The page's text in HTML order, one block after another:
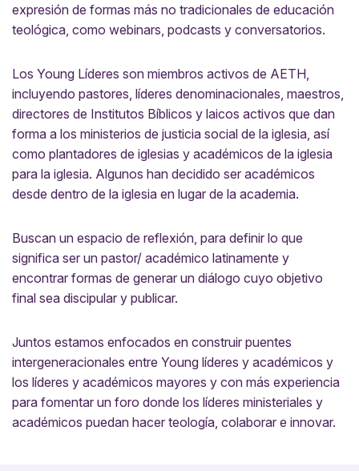
expresión de formas más no tradicionales de educación
teológica, como webinars, podcasts y conversatorios.
Los Young Líderes son miembros activos de AETH,
incluyendo pastores, líderes denominacionales, maestros,
directores de Institutos Bíblicos y laicos activos que dan
forma a los ministerios de justicia social de la iglesia, así
como plantadores de iglesias y académicos de la iglesia
para la iglesia. Algunos han decidido ser académicos
desde dentro de la iglesia en lugar de la academia.
Buscan un espacio de reflexión, para definir lo que
significa ser un pastor/ académico latinamente y
encontrar formas de generar un diálogo cuyo objetivo
final sea discipular y publicar.
Juntos estamos enfocados en construir puentes
intergeneracionales entre Young líderes y académicos y
los líderes y académicos mayores y con más experiencia
para fomentar un foro donde los líderes ministeriales y
académicos puedan hacer teología, colaborar e innovar.